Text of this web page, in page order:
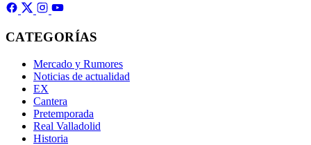
CATEGORÍAS
Mercado y Rumores
Noticias de actualidad
EX
Cantera
Pretemporada
Real Valladolid
Historia